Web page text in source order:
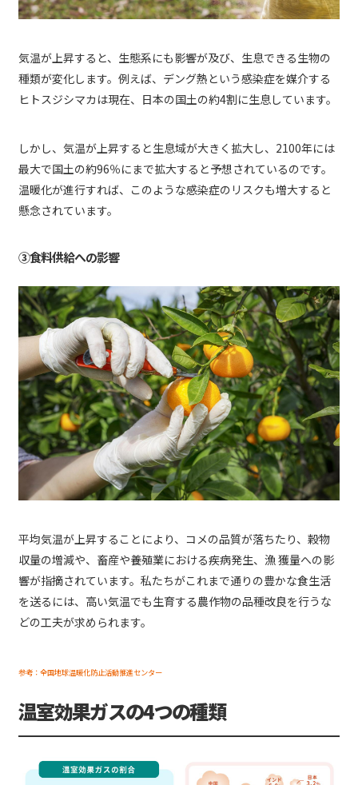
気温が上昇すると、生態系にも影響が及び、生息できる生物の
種類が変化します。例えば、デング熱という感染症を媒介する
ヒトスジシマカは現在、日本の国土の約4割に生息しています。
しかし、気温が上昇すると生息域が大きく拡大し、2100年には
最大で国土の約96％にまで拡大すると予想されているのです。
温暖化が進行すれば、このような感染症のリスクも増大すると
懸念されています。
③食料供給への影響
平均気温が上昇することにより、コメの品質が落ちたり、穀物
収量の増減や、畜産や養殖業における疾病発生、漁 獲量への影
響が指摘されています。私たちがこれまで通りの豊かな食生活
を送るには、高い気温でも生育する農作物の品種改良を行うな
どの工夫が求められます。
参考：全国地球温暖化防止活動推進センター
温室効果ガスの4つの種類